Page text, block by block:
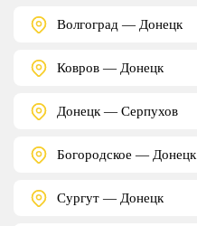
Волгоград — Донецк
Ковров — Донецк
Донецк — Серпухов
Богородское — Донецк
Сургут — Донецк